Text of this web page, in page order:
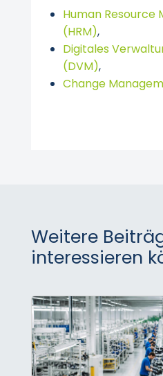
Human Resource
(HRM),
Digitales
(DVM),
Change
Weitere
interessieren